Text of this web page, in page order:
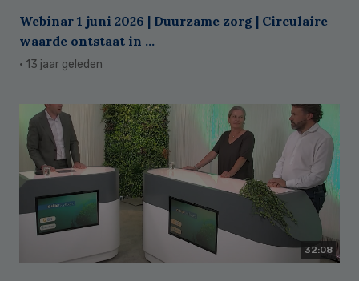
Webinar 1 juni 2026 | Duurzame zorg | Circulaire
waarde ontstaat in ...
· 13 jaar geleden
32:08